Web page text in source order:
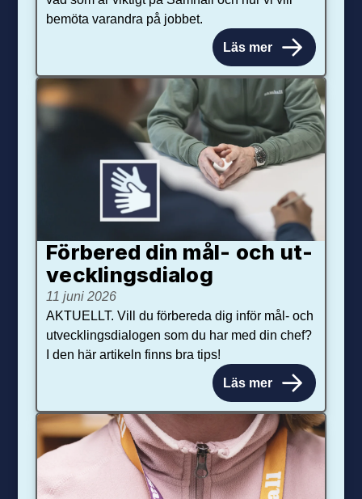
bemöta varandra på jobbet.
Läs mer
Förbered din mål- och ut­
veck­lings­dialog
11 juni 2026
AKTUELLT. Vill du förbereda dig inför mål- och
utvecklingsdialogen som du har med din chef?
I den här artikeln finns bra tips!
Läs mer